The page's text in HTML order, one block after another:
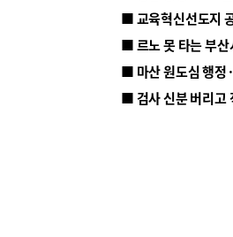
■ 르노 못 타는 부
■ 마산 원도심 행정